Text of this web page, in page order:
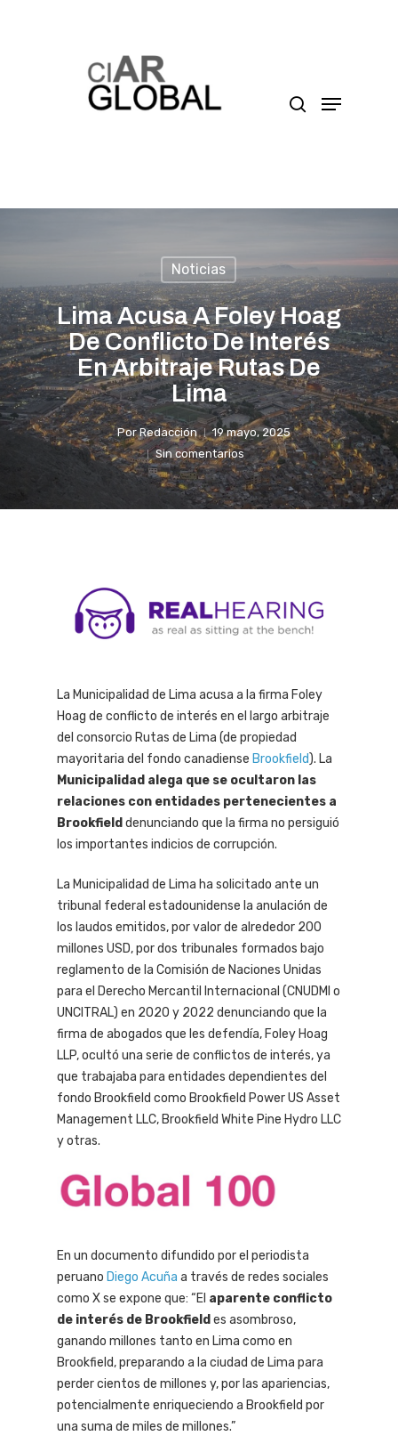
Presione enter para buscar o ESC para cerrar
Noticias
Lima Acusa A Foley Hoag
De Conflicto De Interés
En Arbitraje Rutas De
Lima
PorRedacción
19 mayo, 2025
Sin comentarios
La Municipalidad de Lima acusa a la firma Foley
Hoag de conflicto de interés en el largo arbitraje
del consorcio Rutas de Lima (de propiedad
mayoritaria del fondo canadiense Brookfield). La
Municipalidad alega que se ocultaron las
relaciones con entidades pertenecientes a
Brookfield denunciando que la firma no persiguió
los importantes indicios de corrupción.
La Municipalidad de Lima ha solicitado ante un
tribunal federal estadounidense la anulación de
los laudos emitidos, por valor de alrededor 200
millones USD, por dos tribunales formados bajo
reglamento de la Comisión de Naciones Unidas
para el Derecho Mercantil Internacional (CNUDMI o
UNCITRAL) en 2020 y 2022 denunciando que la
firma de abogados que les defendía, Foley Hoag
LLP, ocultó una serie de conflictos de interés, ya
que trabajaba para entidades dependientes del
fondo Brookfield como Brookfield Power US Asset
Management LLC, Brookfield White Pine Hydro LLC
y otras.
En un documento difundido por el periodista
peruano Diego Acuña a través de redes sociales
como X se expone que: “El aparente conflicto
de interés de Brookfield es asombroso,
ganando millones tanto en Lima como en
Brookfield, preparando a la ciudad de Lima para
perder cientos de millones y, por las apariencias,
potencialmente enriqueciendo a Brookfield por
una suma de miles de millones.”